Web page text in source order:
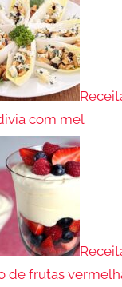
com mel
de frutas